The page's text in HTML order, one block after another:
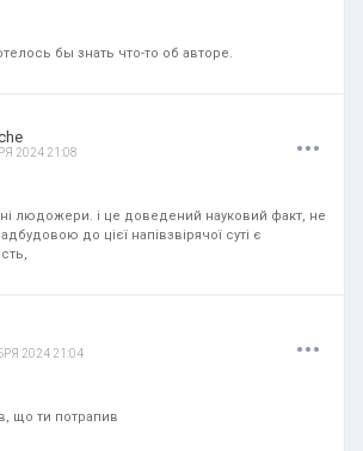
бы знать что-то об авторе.
2024 21:08 ...
людожери. і це доведений науковий факт, не
до цієї напівзвірячої суті є
2024 21:04 ...
що ти потрапив